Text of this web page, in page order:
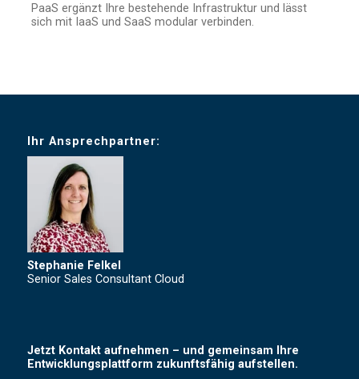
PaaS ergänzt Ihre bestehende Infrastruktur und lässt
sich mit IaaS und SaaS modular verbinden.
Ihr Ansprechpartner:
Stephanie Felkel
Senior Sales Consultant Cloud
Jetzt Kontakt aufnehmen – und gemeinsam Ihre
Entwicklungsplattform zukunftsfähig aufstellen.